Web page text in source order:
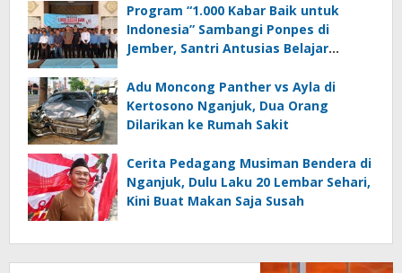
Program “1.000 Kabar Baik untuk
Indonesia” Sambangi Ponpes di
Jember, Santri Antusias Belajar
Adu Moncong Panther vs Ayla di
Kertosono Nganjuk, Dua Orang
Dilarikan ke Rumah Sakit
Cerita Pedagang Musiman Bendera di
Nganjuk, Dulu Laku 20 Lembar Sehari,
Kini Buat Makan Saja Susah